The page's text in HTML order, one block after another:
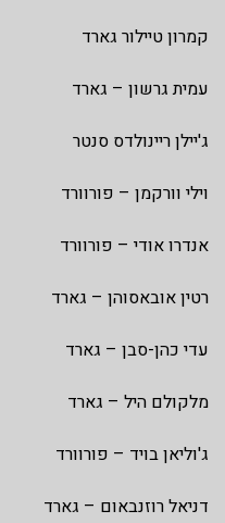
קמרון טיילור גארד
עמית גרשון – גארד
ג'יילן ריינולדס סנטר
וילי וורקמן – פורוורד
אנדרו אודי – פורוורד
רטין אובאסוהן – גארד
עדי כהן-סבן – גארד
מלקולם היל – גארד
ג'וליאן בויד – פורוורד
דניאל רוזנבאום – גארד